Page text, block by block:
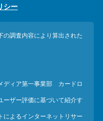
シー
の調査内容により算出された
ディア第一事業部 カードロ
ーザー評価に基づいて紹介す
によるインターネットリサー